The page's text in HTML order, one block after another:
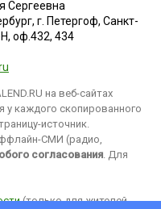
Сергеевна
г. Петергоф, Санкт-
Н, оф.432, 434
на веб-сайтах
у каждого скопированного
источник.
СМИ (радио,
согласования. Для
(только для жителей